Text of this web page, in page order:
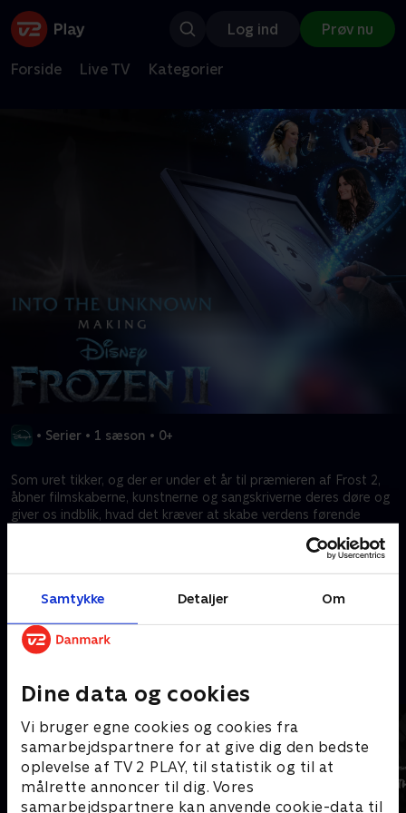
Samtykke Detaljer Om
Dine data og cookies
Vi bruger egne cookies og cookies fra
samarbejdspartnere for at give dig den bedste
oplevelse af TV 2 PLAY, til statistik og til at
målrette annoncer til dig. Vores
samarbejdspartnere kan anvende cookie-data til
Log ind Prøv nu
Forside Live TV Kategorier
• Serier • 1 sæson • 0+
Som uret tikker, og der er under et år til præmieren af Frost 2,
åbner filmskaberne, kunstnerne og sangskriverne deres døre og
giver os indblik, hvad det kræver at skabe verdens førende
kameraerne udfordringerne og gennembrudene, det kreative og
Kræver tilkøb
Mere indhold fra Disney+